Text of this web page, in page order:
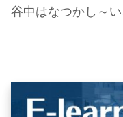
谷中はなつかし～